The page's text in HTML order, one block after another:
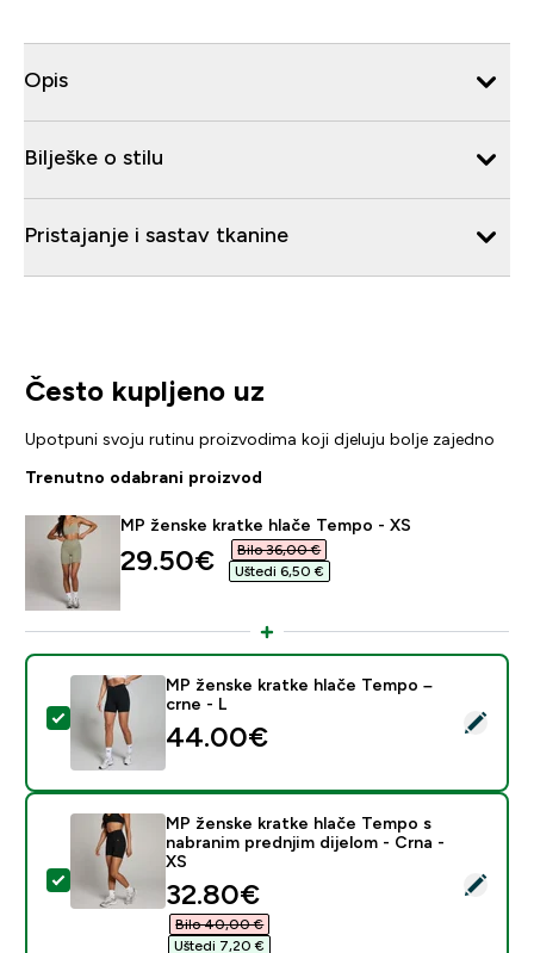
Opis
Bilješke o stilu
Pristajanje i sastav tkanine
Često kupljeno uz
Upotpuni svoju rutinu proizvodima koji djeluju bolje zajedno
Trenutno odabrani proizvod
MP ženske kratke hlače Tempo - XS
discounted price
29.50€‎
Bilo 36,00 €‎
Uštedi 6,50 €‎
Odaberi ovaj proizvod - MP ženske kratke hlače
MP ženske kratke hlače Tempo –
crne - L
44.00€‎
Odaberi ovaj proizvod - MP ženske kratke hlače
MP ženske kratke hlače Tempo s
nabranim prednjim dijelom - Crna -
XS
discounted price
32.80€‎
Bilo 40,00 €‎
Uštedi 7,20 €‎